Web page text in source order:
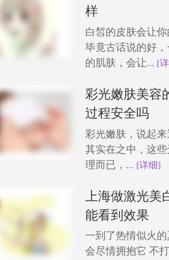
样
白皙的皮肤会让
毕竟古话说的好
的肌肤，会让... [
彩光嫩肤美容
过程安全吗
彩光嫩肤，说起来
其实在之中，这
理而已，... [详细]
上海做激光美
能看到效果
一到了热情似火
会尽情拥抱它 不